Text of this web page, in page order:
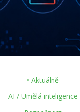
• Aktuálně
AI / Umělá inteligence